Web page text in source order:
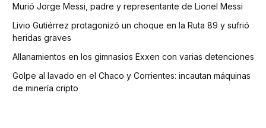
Murió Jorge Messi, padre y representante de Lionel Messi
Livio Gutiérrez protagonizó un choque en la Ruta 89 y sufrió
heridas graves
Allanamientos en los gimnasios Exxen con varias detenciones
Golpe al lavado en el Chaco y Corrientes: incautan máquinas
de minería cripto